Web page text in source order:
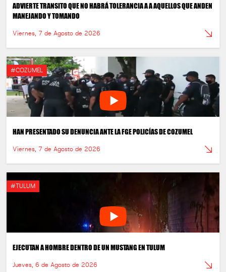
ADVIERTE TRANSITO QUE NO HABRÁ TOLERANCIA A A AQUELLOS QUE ANDEN
MANEJANDO Y TOMANDO
Viernes, 7 de Agosto de 2026
#COZUMEL
HAN PRESENTADO SU DENUNCIA ANTE LA FGE POLICÍAS DE COZUMEL
Viernes, 7 de Agosto de 2026
#TULUM
EJECUTAN A HOMBRE DENTRO DE UN MUSTANG EN TULUM
Jueves, 6 de Agosto de 2026